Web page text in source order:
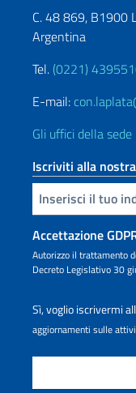
C. 48 869, B1900
Argentina
Tel. (0221)
E-mail:
Gli uffici della sede
Iscriviti alla
Inserisci la tua email
Accettazione
Autorizzo il trattamento
Decreto Legislativo 30
Sì, voglio iscrivermi
aggiornamenti sulle